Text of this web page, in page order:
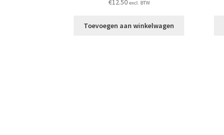
€12.50 excl. BTW
Toevoegen aan winkelwagen